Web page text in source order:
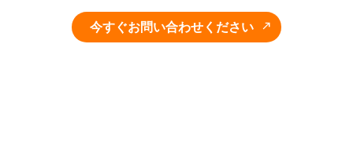
今すぐお問い合わせください